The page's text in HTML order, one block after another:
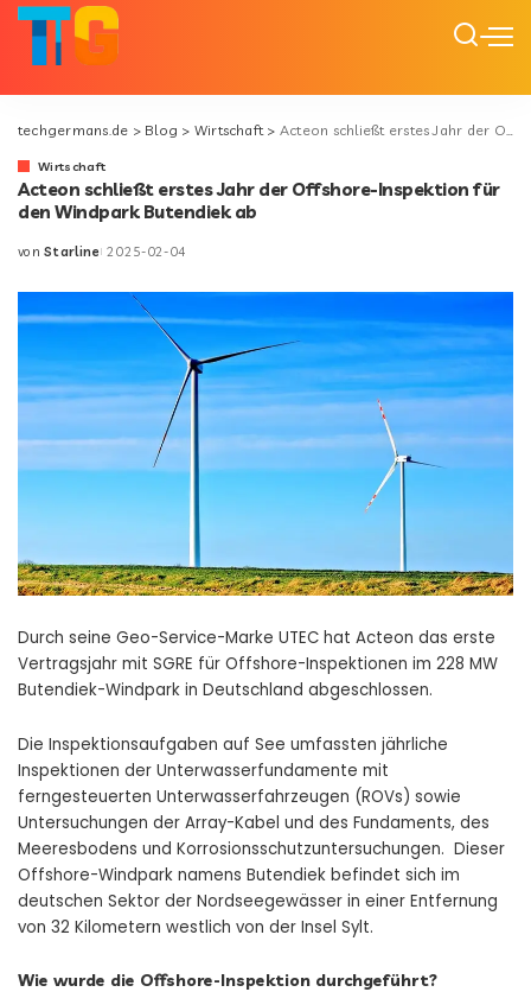
techgermans.de > Blog > Wirtschaft> Acteon schließt erstes Jahr der Offshore-Inspektion für den Windpark Butendiek ab
Wirtschaft
Acteon schließt erstes Jahr der Offshore-Inspektion für
den Windpark Butendiek ab
Posted
von Starline 2025-02-04
Durch seine Geo-Service-Marke UTEC hat Acteon das erste
Vertragsjahr mit SGRE für Offshore-Inspektionen im 228 MW
Butendiek-Windpark in Deutschland abgeschlossen.
Die Inspektionsaufgaben auf See umfassten jährliche
Inspektionen der Unterwasserfundamente mit
ferngesteuerten Unterwasserfahrzeugen (ROVs) sowie
Untersuchungen der Array-Kabel und des Fundaments, des
Meeresbodens und Korrosionsschutzuntersuchungen. Dieser
Offshore-Windpark namens Butendiek befindet sich im
deutschen Sektor der Nordseegewässer in einer Entfernung
von 32 Kilometern westlich von der Insel Sylt.
Wie wurde die Offshore-Inspektion durchgeführt?